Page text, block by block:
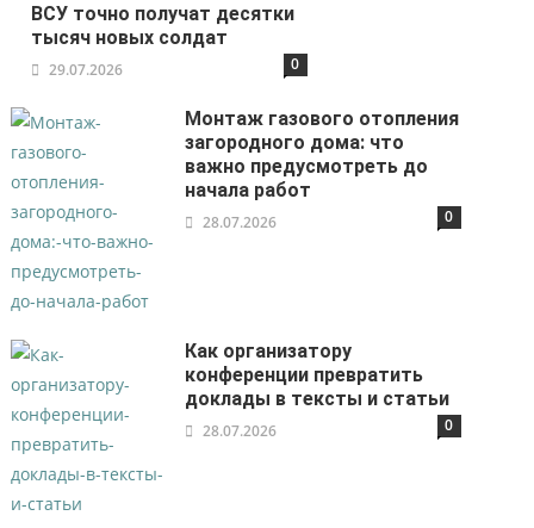
ВСУ точно получат десятки
тысяч новых солдат
29.07.2026 0
Монтаж газового отопления
загородного дома: что
важно предусмотреть до
начала работ
28.07.2026 0
Как организатору
конференции превратить
доклады в тексты и статьи
28.07.2026 0